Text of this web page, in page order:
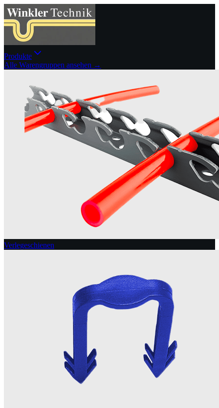
Produkte
Alle Warengruppen ansehen →
Verlegeschienen